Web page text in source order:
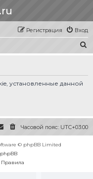
Вход
Регистрация
установленные данной
Часовой пояс: UTC+03:00
© phpBB Limited
Правила